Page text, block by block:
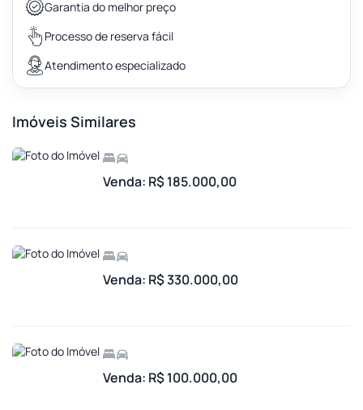
Garantia do melhor preço
Processo de reserva fácil
Atendimento especializado
Imóveis Similares
Venda: R$ 185.000,00
Venda: R$ 330.000,00
Venda: R$ 100.000,00